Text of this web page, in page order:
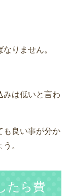
りません。
みは低いと言わ
も良い事が分か
。
たら費